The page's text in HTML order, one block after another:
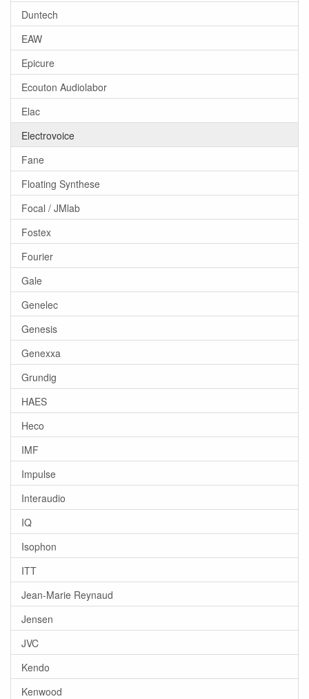
Duntech
EAW
Epicure
Ecouton Audiolabor
Elac
Electrovoice
Fane
Floating Synthese
Focal / JMlab
Fostex
Fourier
Gale
Genelec
Genesis
Genexxa
Grundig
HAES
Heco
IMF
Impulse
Interaudio
IQ
Isophon
ITT
Jean-Marie Reynaud
Jensen
JVC
Kendo
Kenwood